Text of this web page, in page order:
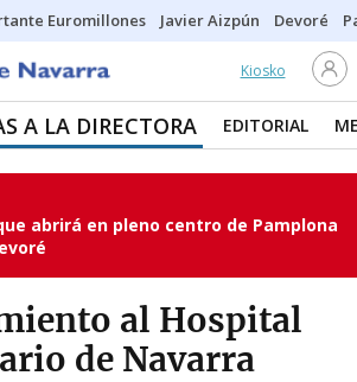
Euromillones Javier Aizpún Devoré
Kiosko
A LA DIRECTORA EDITORIAL
abrirá en pleno centro de Pamplona
al Hospital
de Navarra